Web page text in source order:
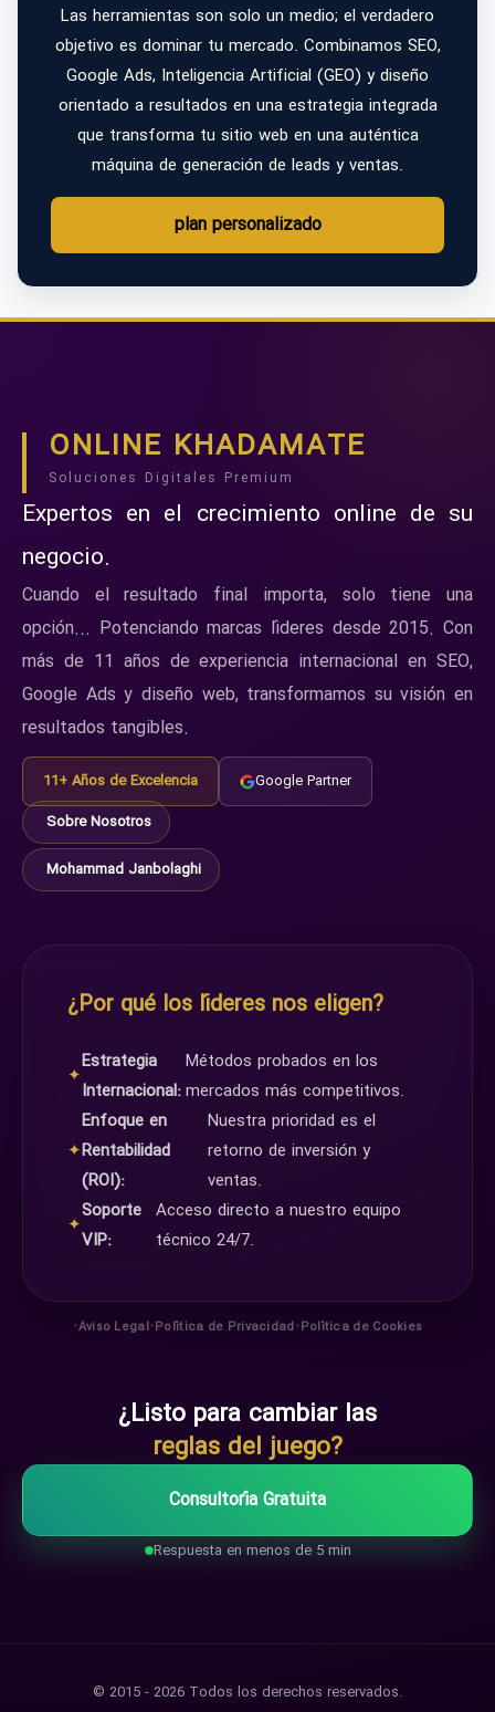
Las herramientas son solo un medio; el verdadero
objetivo es dominar tu mercado. Combinamos SEO,
Google Ads, Inteligencia Artificial (GEO) y diseño
orientado a resultados en una estrategia integrada
que transforma tu sitio web en una auténtica
máquina de generación de leads y ventas.
plan personalizado
ONLINE KHADAMATE
Soluciones Digitales Premium
Expertos en el crecimiento online de su
negocio.
Cuando el resultado final importa, solo tiene una
opción... Potenciando marcas líderes desde 2015. Con
más de 11 años de experiencia internacional en SEO,
Google Ads y diseño web, transformamos su visión en
resultados tangibles.
11+ Años de Excelencia
Google Partner
Sobre Nosotros
Mohammad Janbolaghi
¿Por qué los líderes nos eligen?
✦
Estrategia
Internacional:
Métodos probados en los
mercados más competitivos.
✦
Enfoque en
Rentabilidad
(ROI):
Nuestra prioridad es el
retorno de inversión y
ventas.
✦
Soporte
VIP:
Acceso directo a nuestro equipo
técnico 24/7.
•Aviso Legal•Política de Privacidad•Política de Cookies
¿Listo para cambiar las
reglas del juego?
Consultoría Gratuita
Respuesta en menos de 5 min
© 2015 - 2026 Todos los derechos reservados.